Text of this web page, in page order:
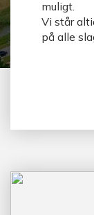
muligt.
Vi står
på alle